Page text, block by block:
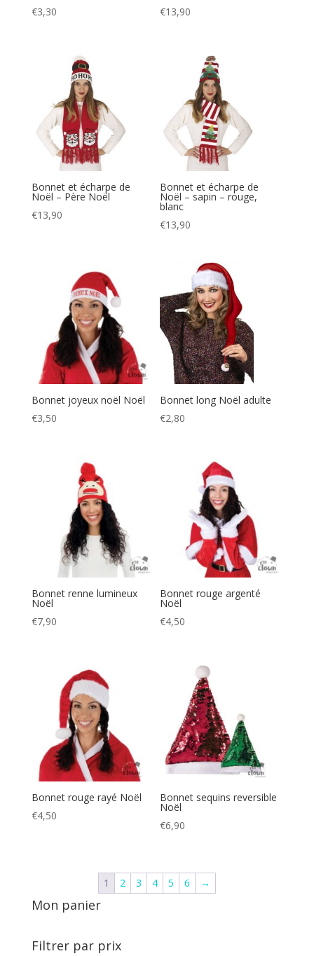
€3,30 €13,90
Bonnet et écharpe de
Noël – Père Noël
€13,90
Bonnet et écharpe de
Noël – sapin – rouge,
blanc
€13,90
Bonnet joyeux noël Noël
€3,50
Bonnet long Noël adulte
€2,80
Bonnet renne lumineux
Noël
€7,90
Bonnet rouge argenté
Noël
€4,50
Bonnet rouge rayé Noël
€4,50
Bonnet sequins reversible
Noël
€6,90
1 2 3 4 5 6 →
Mon panier
Filtrer par prix